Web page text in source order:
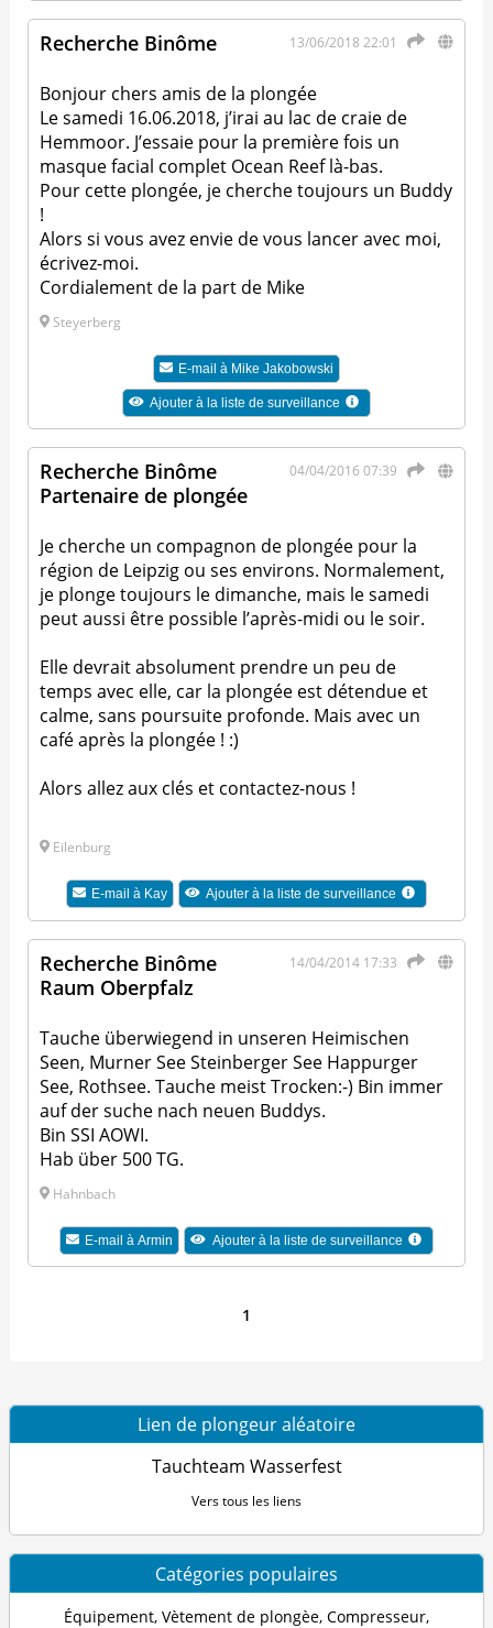
13/06/2018 22:01
Recherche Binôme
Bonjour chers amis de la plongée
Le samedi 16.06.2018, j’irai au lac de craie de
Hemmoor. J’essaie pour la première fois un
masque facial complet Ocean Reef là-bas.
Pour cette plongée, je cherche toujours un Buddy
!
Alors si vous avez envie de vous lancer avec moi,
écrivez-moi.
Cordialement de la part de Mike
Steyerberg
E-mail à Mike Jakobowski
Ajouter à la liste de surveillance
04/04/2016 07:39
Recherche Binôme
Partenaire de plongée
Je cherche un compagnon de plongée pour la
région de Leipzig ou ses environs. Normalement,
je plonge toujours le dimanche, mais le samedi
peut aussi être possible l’après-midi ou le soir.
Elle devrait absolument prendre un peu de
temps avec elle, car la plongée est détendue et
calme, sans poursuite profonde. Mais avec un
café après la plongée ! :)
Alors allez aux clés et contactez-nous !
Eilenburg
E-mail à Kay Ajouter à la liste de surveillance
14/04/2014 17:33
Recherche Binôme
Raum Oberpfalz
Tauche überwiegend in unseren Heimischen
Seen, Murner See Steinberger See Happurger
See, Rothsee. Tauche meist Trocken:-) Bin immer
auf der suche nach neuen Buddys.
Bin SSI AOWI.
Hab über 500 TG.
Hahnbach
E-mail àArmin Ajouter à la liste de surveillance
1
Lien de plongeur aléatoire
Tauchteam Wasserfest
Vers tous les liens
Catégories populaires
Équipement, Vètement de plongèe, Compresseur,